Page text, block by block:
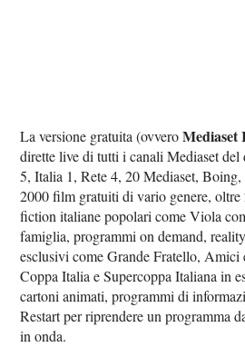
La versione gratuita (ovveroMediaset
dirette live di tutti i canali Mediaset del
5, Italia 1, Rete 4, 20 Mediaset,
2000 film gratuiti di vario genere,
fiction italiane popolari come Viola
famiglia, programmi on demand,
esclusivi come Grande Fratello, Amici
Coppa Italia e Supercoppa Italiana in
cartoni animati, programmi di
Restart per riprendere un programma
in onda.